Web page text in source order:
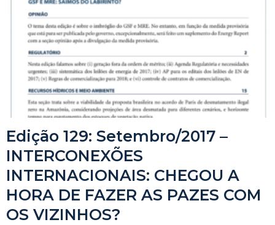
Edição 129: Setembro/2017 –
INTERCONEXÕES
INTERNACIONAIS: CHEGOU A
HORA DE FAZER AS PAZES COM
OS VIZINHOS?